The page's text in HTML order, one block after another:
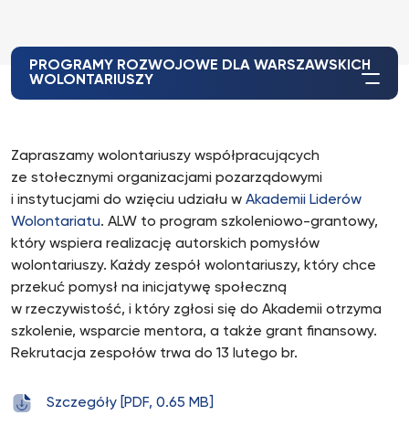
PROGRAMY ROZWOJOWE DLA WARSZAWSKICH
WOLONTARIUSZY
Zapraszamy wolontariuszy współpracujących
ze stołecznymi organizacjami pozarządowymi
i instytucjami do wzięciu udziału w Akademii Liderów
Wolontariatu. ALW to program szkoleniowo-grantowy,
który wspiera realizację autorskich pomysłów
wolontariuszy. Każdy zespół wolontariuszy, który chce
przekuć pomysł na inicjatywę społeczną
w rzeczywistość, i który zgłosi się do Akademii otrzyma
szkolenie, wsparcie mentora, a także grant finansowy.
Rekrutacja zespołów trwa do 13 lutego br.
Szczegóły [PDF, 0.65 MB]